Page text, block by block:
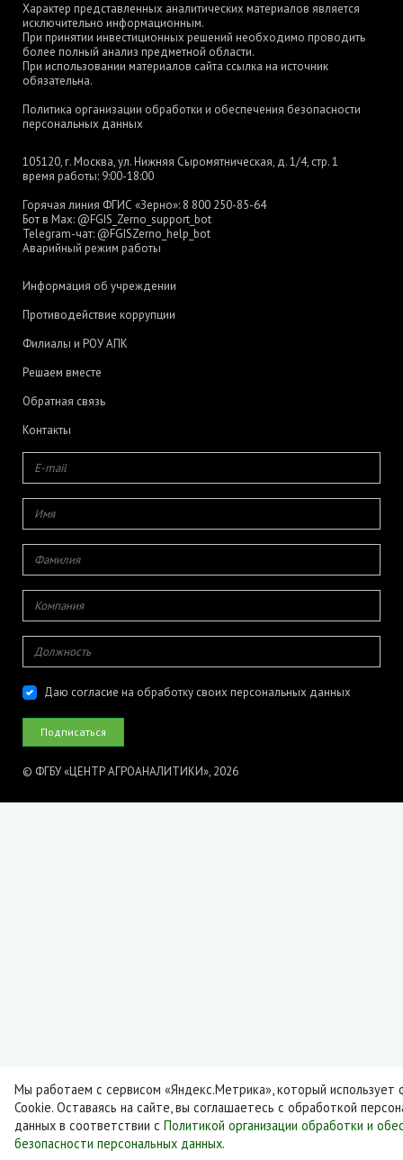
Характер представленных аналитических материалов является
исключительно информационным.
При принятии инвестиционных решений необходимо проводить
более полный анализ предметной области.
При использовании материалов сайта ссылка на источник
обязательна.
Политика организации обработки и обеспечения безопасности
персональных данных
105120, г. Москва, ул. Нижняя Сыромятническая, д. 1/4, стр. 1
время работы: 9:00-18:00
Горячая линия ФГИС «Зерно»: 8 800 250-85-64
Бот в Max: @FGIS_Zerno_support_bot
Telegram-чат: @FGISZerno_help_bot
Аварийный режим работы
Информация об учреждении
Противодействие коррупции
Филиалы и РОУ АПК
Решаем вместе
Обратная связь
Контакты
Даю согласие на обработку своих персональных данных
© ФГБУ «ЦЕНТР АГРОАНАЛИТИКИ», 2026
Мы работаем с сервисом «Яндекс.Метрика», который использует
Cookie. Оставаясь на сайте, вы соглашаетесь с обработкой
данных в соответствии с Политикой организации обработки и
безопасности персональных данных.